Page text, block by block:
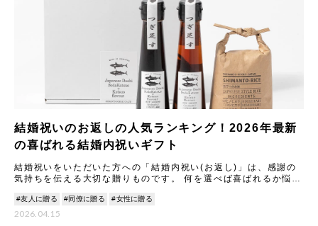
結婚祝いのお返しの人気ランキング！2026年最新
の喜ばれる結婚内祝いギフト
結婚祝いをいただいた方への「結婚内祝い(お返し)」は、感謝の
気持ちを伝える大切な贈りものです。 何を選べば喜ばれるか悩む
#友人に贈る #同僚に贈る #女性に贈る
2026.04.15